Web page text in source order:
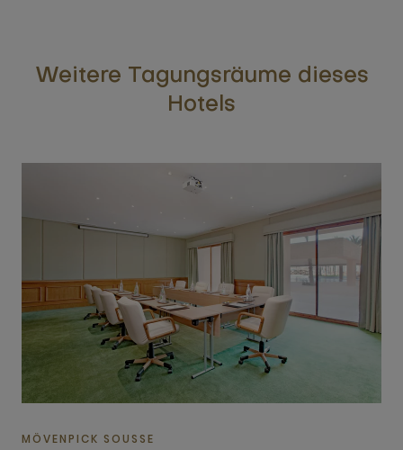
Weitere Tagungsräume dieses
Hotels
MÖVENPICK SOUSSE